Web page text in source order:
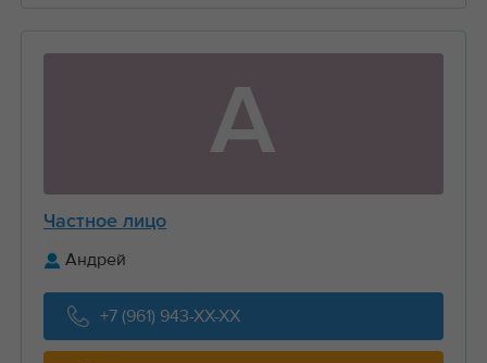
А
Частное лицо
Андрей
+7 (961) 943-XX-XX